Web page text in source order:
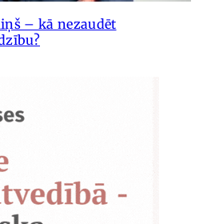
– kā nezaudēt